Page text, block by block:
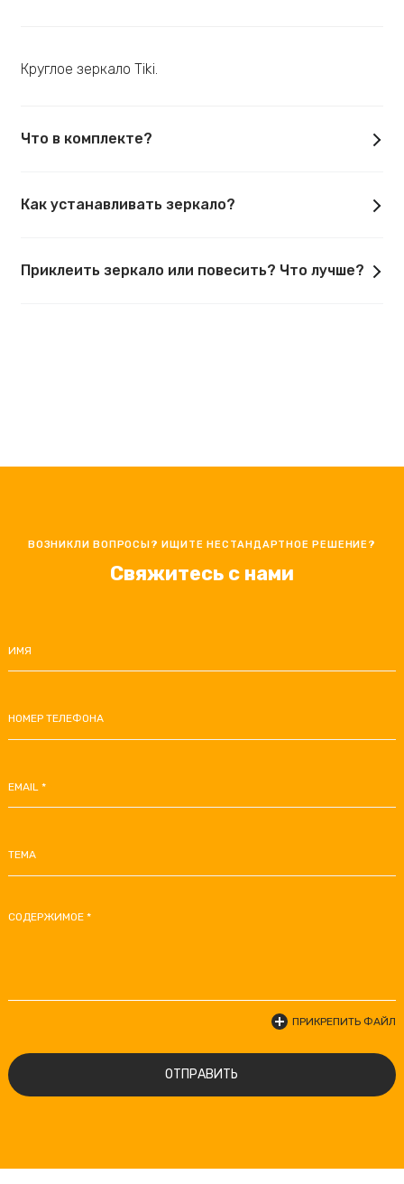
Круглое зеркало Tiki.
Что в комплекте?
Как устанавливать зеркало?
Приклеить зеркало или повесить? Что лучше?
ВОЗНИКЛИ ВОПРОСЫ? ИЩИТЕ НЕСТАНДАРТНОЕ РЕШЕНИЕ?
Свяжитесь с нами
ИМЯ
НОМЕР ТЕЛЕФОНА
EMAIL *
ТЕМА
СОДЕРЖИМОЕ *
ПРИКРЕПИТЬ ФАЙЛ
ОТПРАВИТЬ